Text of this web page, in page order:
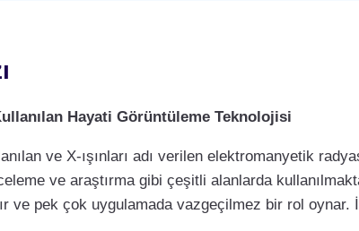
Hayati Görüntüleme Teknolojisi
ve X-ışınları adı verilen elektromanyetik
ve araştırma gibi çeşitli alanlarda
ve pek çok uygulamada vazgeçilmez bir rol oynar.